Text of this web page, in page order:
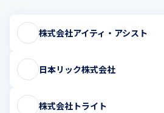
株式会社アイティ・アシスト
日本リック株式会社
株式会社トライト